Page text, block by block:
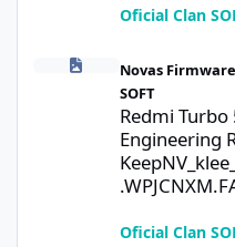
Oficial Clan
Redmi Turbo 5 (klee) ENG
Novas
SOFT
Redmi Turbo
Engineering
Oficial Clan